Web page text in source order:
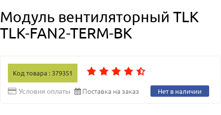
Модуль вентиляторный TLK
TLK-FAN2-TERM-BK
Код товара : 379351
Условия оплаты Поставка на заказ Нет в наличии